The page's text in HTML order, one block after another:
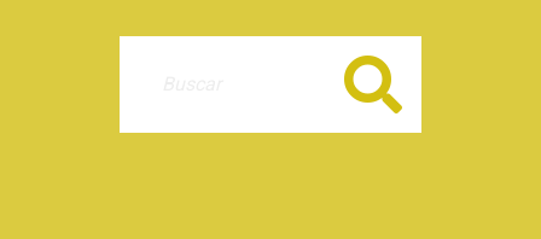
Buscar